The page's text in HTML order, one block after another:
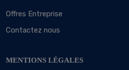
Offres Entreprise
Contactez nous
MENTIONS LÉGALES